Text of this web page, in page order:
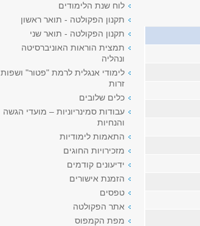
לוח שנת הלימודים
תקנון הפקולטה - תואר ראשון
תקנון הפקולטה - תואר שני
תמצית הוראות האוניברסיטה
ונהליה
לימודי אנגלית לרמת "פטור" ושפות
זרות
כלים שלובים
עבודות סמינריוניות – מועדי הגשה
והנחיות
התאמות לימודיות
מזכירויות החוגים
ידיעונים קודמים
הזמנת אישורים
טפסים
אתר הפקולטה
מפת הקמפוס